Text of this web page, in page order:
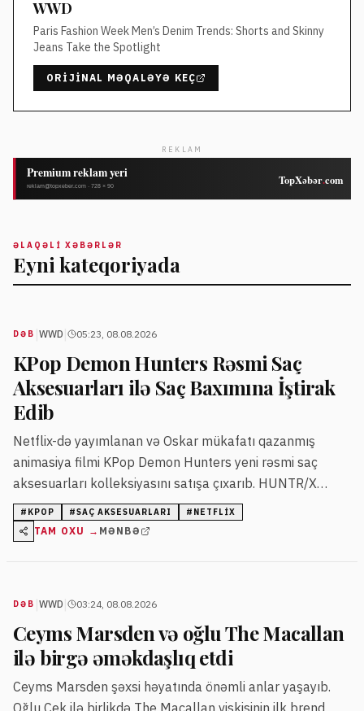
WWD
Paris Fashion Week Men’s Denim Trends: Shorts and Skinny
Jeans Take the Spotlight
ORIJINAL MƏQALƏYƏ KEÇ
REKLAM
ƏLAQƏLI XƏBƏRLƏR
Eyni kateqoriyada
DƏB WWD 05:23, 08.08.2026
KPop Demon Hunters Rəsmi Saç
Aksesuarları ilə Saç Baxımına İştirak
Edib
Netflix-də yayımlanan və Oskar mükafatı qazanmış
animasiya filmi KPop Demon Hunters yeni rəsmi saç
aksesuarları kolleksiyasını satışa çıxarıb. HUNTR/X
qrupundan ilhamlanan məhsullar Amazon və digər satış
məntəqələrində təqdim olunur.
# KPOP #SAÇ AKSESUARLARI # NETFLIX
TAM OXU → MƏNBƏ
DƏB WWD 03:24, 08.08.2026
Ceyms Marsden və oğlu The Macallan
ilə birgə əməkdaşlıq etdi
Ceyms Marsden şəxsi həyatında önəmli anlar yaşayıb.
Oğlu Cek ilə birlikdə The Macallan viskisinin ilk brend